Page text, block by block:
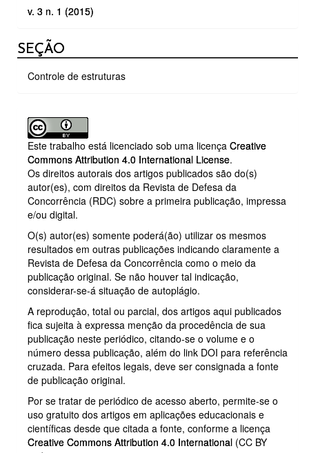
ARTIGO
v. 3 n. 1 (2015)
SEÇÃO
Controle de estruturas
Este trabalho está licenciado sob uma licença Creative
Commons Attribution 4.0 International License.
Os direitos autorais dos artigos publicados são do(s)
autor(es), com direitos da Revista de Defesa da
Concorrência (RDC) sobre a primeira publicação, impressa
e/ou digital.
O(s) autor(es) somente poderá(ão) utilizar os mesmos
resultados em outras publicações indicando claramente a
Revista de Defesa da Concorrência como o meio da
publicação original. Se não houver tal indicação,
considerar-se-á situação de autoplágio.
A reprodução, total ou parcial, dos artigos aqui publicados
fica sujeita à expressa menção da procedência de sua
publicação neste periódico, citando-se o volume e o
número dessa publicação, além do link DOI para referência
cruzada. Para efeitos legais, deve ser consignada a fonte
de publicação original.
Por se tratar de periódico de acesso aberto, permite-se o
uso gratuito dos artigos em aplicações educacionais e
científicas desde que citada a fonte, conforme a licença
Creative Commons Attribution 4.0 International (CC BY